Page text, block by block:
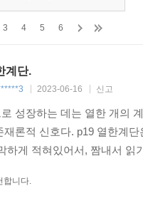
얻지 못하는 절반의 배움이
리는 나와 타인의 한계를
아졌으면 한다. 책은 더 많
이기 때문이다. 세상의 지
건 위안이 된다. 세상과 내
3 4 5 6
계단.
2023-06-16 신고
성장하는 데는 열한 개의
재론적 신호다. p19 열한계
하게 적혀있어서, 짬내서
합니다.